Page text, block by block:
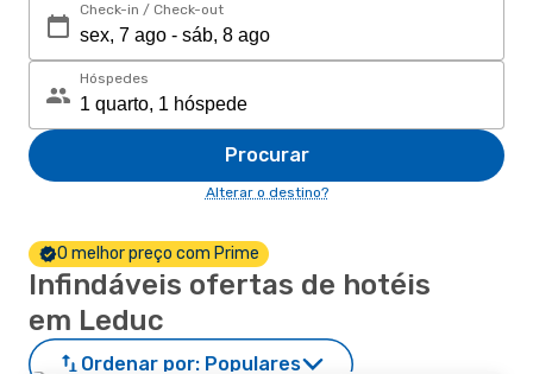
Check-in / Check-out
Hóspedes
Procurar
Alterar o destino?
O melhor preço com Prime
Infindáveis ofertas de hotéis
em Leduc
Ordenar por: Populares